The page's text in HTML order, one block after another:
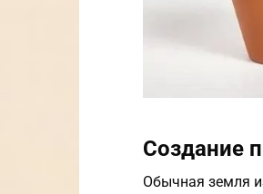
Создание
Обычная земля